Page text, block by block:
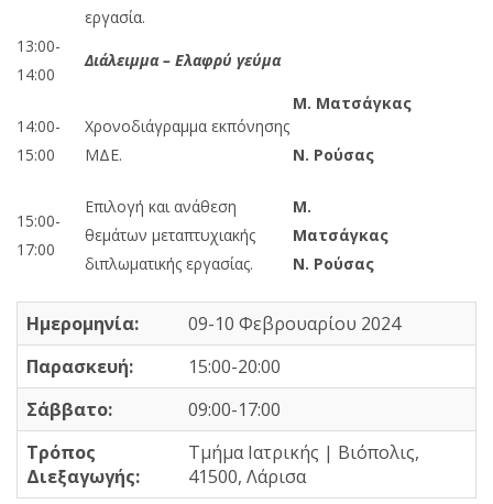
εργασία.
13:00-
14:00
Διάλειμμα – Ελαφρύ γεύμα
14:00-
15:00
Χρονοδιάγραμμα εκπόνησης
ΜΔΕ.
Μ. Ματσάγκας
Ν. Ρούσας
15:00-
17:00
Επιλογή και ανάθεση
θεμάτων μεταπτυχιακής
διπλωματικής εργασίας.
Μ.
Ματσάγκας
Ν. Ρούσας
Ημερομηνία:
09-10 Φεβρουαρίου 2024
Παρασκευή:
15:00-20:00
Σάββατο:
09:00-17:00
Τρόπος
Διεξαγωγής:
Τμήμα Ιατρικής | Βιόπολις,
41500, Λάρισα